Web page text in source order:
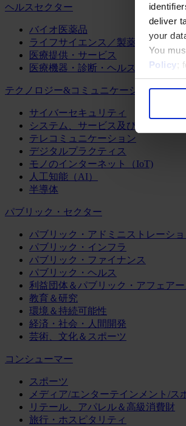
deliver
your
You
Policy;
ヘルスセクター
バイオ医薬品
ライフサイエンス／製薬
医療提供・サービス
医療機器・診断・ヘルスケアテク
テクノロジー&コミュニケーション
サイバーセキュリティ
システム、サービス及びソフトウェ
テレコミュニケーション
デジタルプラクティス
モノのインターネット（IoT)
人工知能（AI）
半導体
パブリック・セクター
パブリック・アドミニストレーショ
パブリック・インフラ
パブリック・ファイナンス
パブリック・ヘルス
利益団体＆パブリック・アフェア
教育＆研究
環境＆持続可能性
経済・社会・人間開発
芸術、文化＆スポーツ
コンシューマー
スポーツ
メディア/エンターテインメント/ス
リテール、アパレル＆高級消費財
旅行・ホスピタリティ